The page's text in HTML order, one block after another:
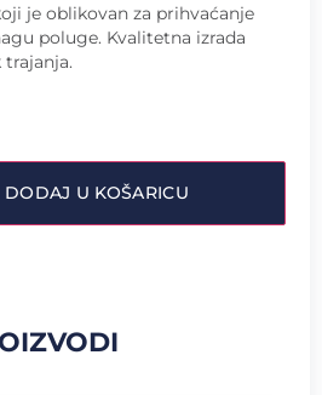
je oblikovan za prihvaćanje
poluge. Kvalitetna izrada
DODAJ U KOŠARICU